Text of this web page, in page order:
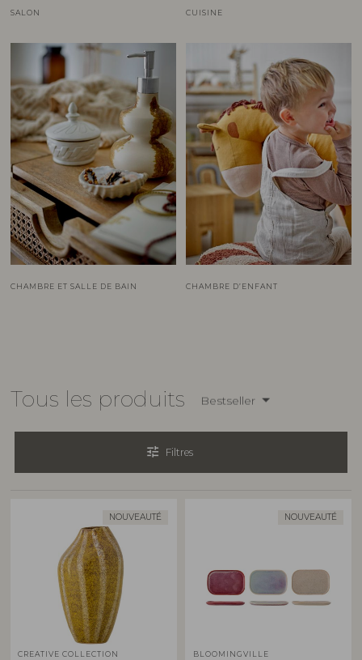
SALON CUISINE
CHAMBRE ET SALLE DE BAIN CHAMBRE D’ENFANT
Tous les produits Bestseller
tune Filtres
NOUVEAUTÉ
CREATIVE COLLECTION
NOUVEAUTÉ
BLOOMINGVILLE